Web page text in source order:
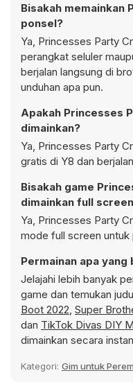
Bisakah memainkan
ponsel?
Ya, Princesses Party
perangkat seluler
berjalan langsung di
unduhan apa pun.
Apakah Princesses
dimainkan?
Ya, Princesses Party
gratis di Y8 dan
Bisakah game
dimainkan full
Ya, Princesses Party
mode full screen untuk
Permainan apa
Jelajahi lebih banyak
game dan temukan
Boot 2022, Super
dan TikTok Divas DIY
dimainkan secara
Kategori: Gim untuk